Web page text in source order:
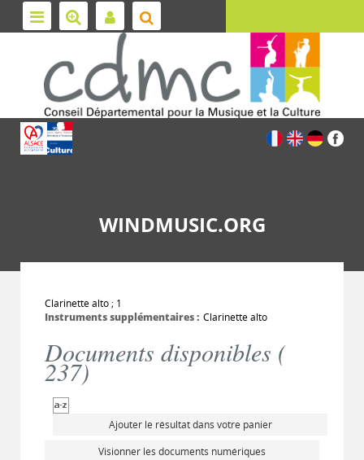
WINDMUSIC.ORG
Clarinette alto ; 1
Instruments supplémentaires : Clarinette alto
Documents disponibles (
237)
Ajouter le résultat dans votre panier
Visionner les documents numériques